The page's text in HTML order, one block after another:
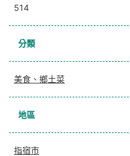
514
分類
美食、鄉土菜
地區
指宿市